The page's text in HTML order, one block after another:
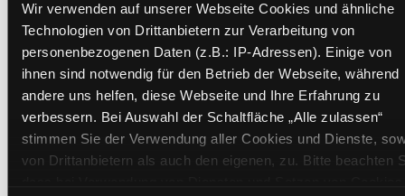
Wir verwenden auf unserer Webseite Cookies und ähnliche
Technologien von Drittanbietern zur Verarbeitung von
personenbezogenen Daten (z.B.: IP-Adressen). Einige von
ihnen sind notwendig für den Betrieb der Webseite, während
andere uns helfen, diese Webseite und Ihre Erfahrung zu
verbessern. Bei Auswahl der Schaltfläche „Alle zulassen“
stimmen Sie der Verwendung aller Cookies und Dienste,
von Drittanbietern als auch den eigenen, zu. Bitte beachten
Exemplare
Zweigstelle:Süd - Lauzilgasse
Signatur:JD.XO GRO
Standort 2:Depot